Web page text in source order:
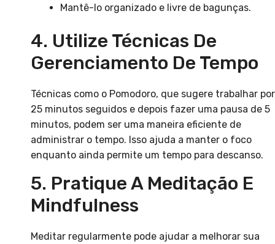
Mantê-lo organizado e livre de bagunças.
4. Utilize Técnicas De
Gerenciamento De Tempo
Técnicas como o Pomodoro, que sugere trabalhar por
25 minutos seguidos e depois fazer uma pausa de 5
minutos, podem ser uma maneira eficiente de
administrar o tempo. Isso ajuda a manter o foco
enquanto ainda permite um tempo para descanso.
5. Pratique A Meditação E
Mindfulness
Meditar regularmente pode ajudar a melhorar sua